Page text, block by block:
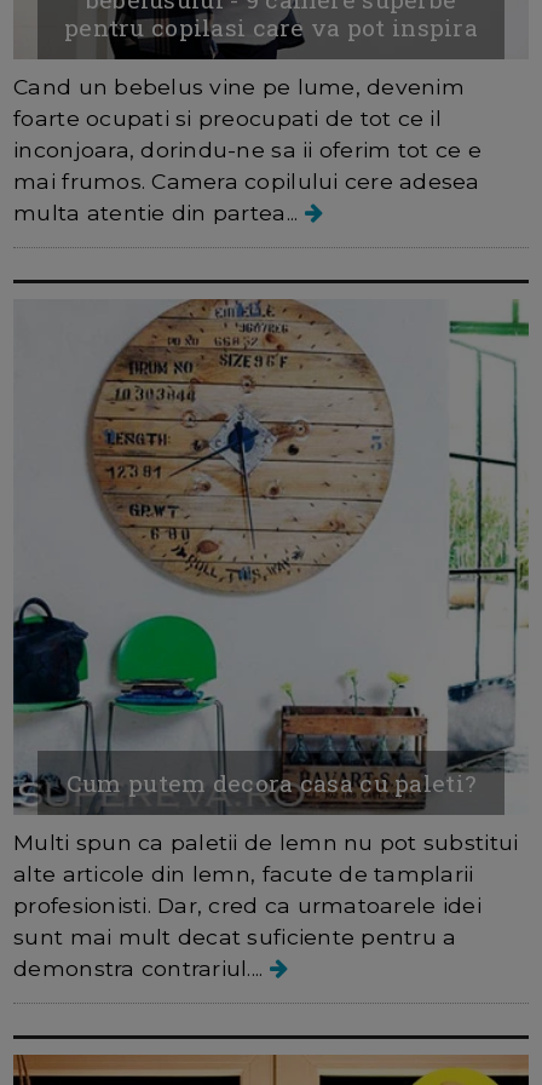
pentru copilasi care va pot inspira
Cand un bebelus vine pe lume, devenim
foarte ocupati si preocupati de tot ce il
inconjoara, dorindu-ne sa ii oferim tot ce e
mai frumos. Camera copilului cere adesea
multa atentie din partea...
Cum putem decora casa cu paleti?
Multi spun ca paletii de lemn nu pot substitui
alte articole din lemn, facute de tamplarii
profesionisti. Dar, cred ca urmatoarele idei
sunt mai mult decat suficiente pentru a
demonstra contrariul....